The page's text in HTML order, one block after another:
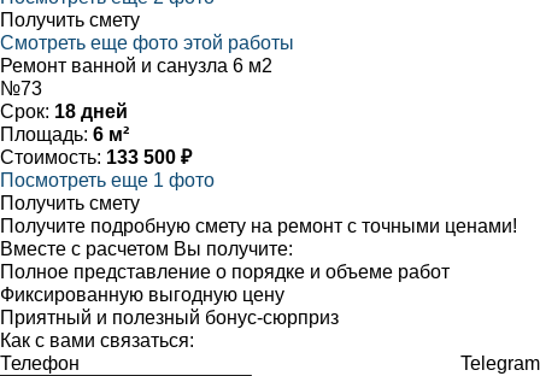
Получить смету
Смотреть еще фото этой работы
Ремонт ванной и санузла 6 м2
№73
Срок: 18 дней
Площадь: 6 м²
Стоимость: 133 500 ₽
Посмотреть еще 1 фото
Получить смету
Получите подробную смету на ремонт с точными ценами!
Вместе с расчетом Вы получите:
Полное представление о порядке и объеме работ
Фиксированную выгодную цену
Приятный и полезный бонус-сюрприз
Как с вами связаться:
Телефон
Telegram